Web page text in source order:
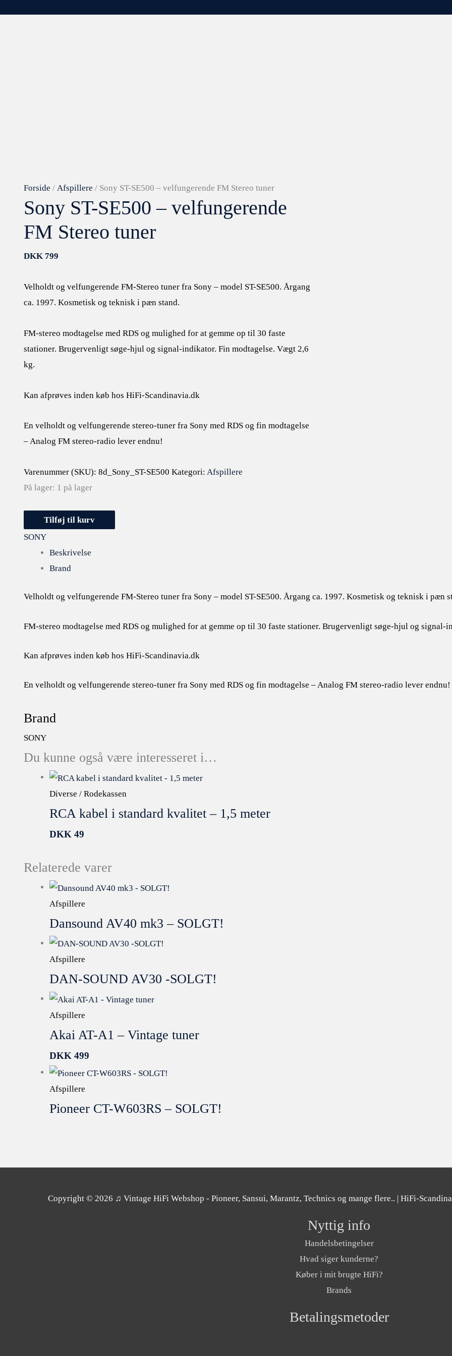
Forside / Afspillere / Sony ST-SE500 – velfungerende FM Stereo tuner
Sony ST-SE500 – velfungerende
FM Stereo tuner
DKK 799
Velholdt og velfungerende FM-Stereo tuner fra Sony – model ST-SE500. Årgang
ca. 1997. Kosmetisk og teknisk i pæn stand.
FM-stereo modtagelse med RDS og mulighed for at gemme op til 30 faste
stationer. Brugervenligt søge-hjul og signal-indikator. Fin modtagelse. Vægt 2,6
kg.
Kan afprøves inden køb hos HiFi-Scandinavia.dk
En velholdt og velfungerende stereo-tuner fra Sony med RDS og fin modtagelse
– Analog FM stereo-radio lever endnu!
Varenummer (SKU): 8d_Sony_ST-SE500 Kategori: Afspillere
På lager: 1 på lager
Tilføj til kurv
SONY
Beskrivelse
Brand
Velholdt og velfungerende FM-Stereo tuner fra Sony – model ST-SE500. Årgang ca. 1997. Kosmetisk og teknisk i pæn
FM-stereo modtagelse med RDS og mulighed for at gemme op til 30 faste stationer. Brugervenligt søge-hjul og signal-
Kan afprøves inden køb hos HiFi-Scandinavia.dk
En velholdt og velfungerende stereo-tuner fra Sony med RDS og fin modtagelse – Analog FM stereo-radio lever endnu!
Brand
SONY
Du kunne også være interesseret i…
Diverse / Rodekassen
RCA kabel i standard kvalitet – 1,5 meter
DKK 49
Relaterede varer
Afspillere
Dansound AV40 mk3 – SOLGT!
Afspillere
DAN-SOUND AV30 -SOLGT!
Afspillere
Akai AT-A1 – Vintage tuner
DKK 499
Afspillere
Pioneer CT-W603RS – SOLGT!
Copyright © 2026 ♫ Vintage HiFi Webshop - Pioneer, Sansui, Marantz, Technics og mange flere.. | HiFi-
Nyttig info
Handelsbetingelser
Hvad siger kunderne?
Køber i mit brugte HiFi?
Brands
Betalingsmetoder